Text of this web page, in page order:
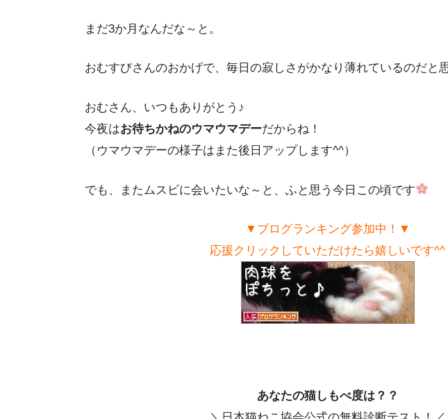
まだ3か月なんだな～と。
おむすびさんのおかげで、毎日の寂しさがかなり薄れているのだと
おむさん、いつもありがとう♪
今夜はお待ちかねのウマウマデーだからね！
（ウマウマデーの様子はまた後日アップします^^）
でも、またムスビに会いたいな～と、ふと思う今日この頃です
▼ブログランキング参加中！▼
応援クリックしていただけたら嬉しいです^^
あなたの猫しもべ度は？？